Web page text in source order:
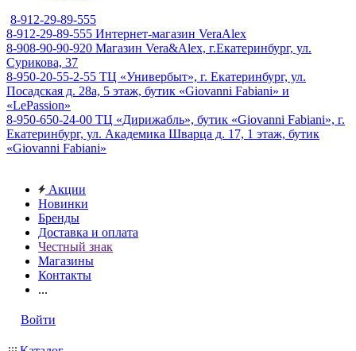
8-912-29-89-555
8-912-29-89-555 Интернет-магазин VeraAlex
8-908-90-90-920 Магазин Vera&Alex, г.Екатеринбург, ул.
Сурикова, 37
8-950-20-55-2-55 ТЦ «Универбыт», г. Екатеринбург, ул.
Посадская д. 28а, 5 этаж, бутик «Giovanni Fabiani» и
«LePassion»
8-950-650-24-00 ТЦ «Дирижабль», бутик «Giovanni Fabiani», г.
Екатеринбург, ул. Академика Шварца д. 17, 1 этаж, бутик
«Giovanni Fabiani»
Акции
Новинки
Бренды
Доставка и оплата
Честный знак
Магазины
Контакты
...
Войти